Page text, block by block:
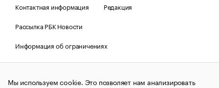
Контактная информация
Редакция
Рассылка РБК Новости
Информация об ограничениях
Правовая информация
О соблюдении авторских прав
© АО «РОСБИЗНЕСКОНСАЛТИНГ»,1995–2026.Сообщения
Мы используем cookie. Это позволяет нам анализировать